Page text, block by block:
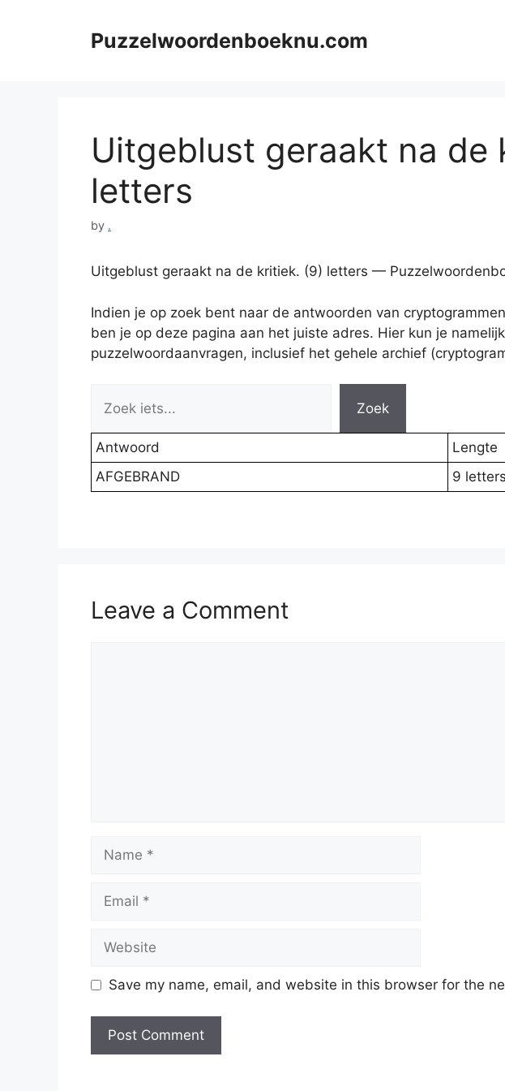
Puzzelwoordenboeknu.com
Uitgeblust geraakt na de
letters
by .
Uitgeblust geraakt na de kritiek. (9) letters —
Indien je op zoek bent naar de antwoorden van
ben je op deze pagina aan het juiste adres. Hier kun je
puzzelwoordaanvragen, inclusief het gehele archief
Zoek
Antwoord
Lengte
AFGEBRAND
9 letters
Leave a Comment
Name
Email
Website
Save my name, email, and website in this browser for the